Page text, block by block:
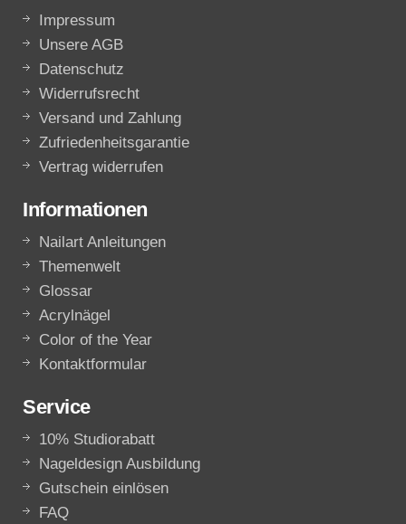
Impressum
Unsere AGB
Datenschutz
Widerrufsrecht
Versand und Zahlung
Zufriedenheitsgarantie
Vertrag widerrufen
Informationen
Nailart Anleitungen
Themenwelt
Glossar
Acrylnägel
Color of the Year
Kontaktformular
Service
10% Studiorabatt
Nageldesign Ausbildung
Gutschein einlösen
FAQ